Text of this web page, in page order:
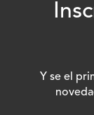
Y se el